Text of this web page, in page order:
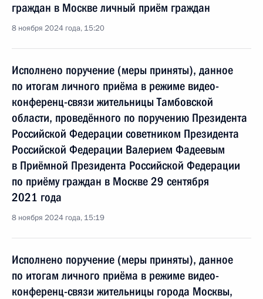
граждан в Москве личный приём граждан
8 ноября 2024 года, 15:20
Исполнено поручение (меры приняты), данное
по итогам личного приёма в режиме видео-
конференц-связи жительницы Тамбовской
области, проведённого по поручению Президента
Российской Федерации советником Президента
Российской Федерации Валерием Фадеевым
в Приёмной Президента Российской Федерации
по приёму граждан в Москве 29 сентября
2021 года
8 ноября 2024 года, 15:19
Исполнено поручение (меры приняты), данное
по итогам личного приёма в режиме видео-
конференц-связи жительницы города Москвы,